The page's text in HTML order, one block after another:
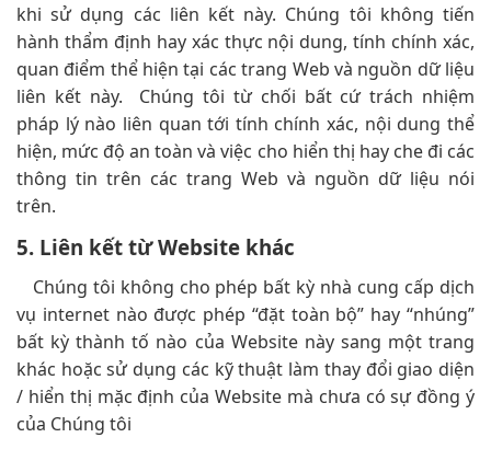
khi sử dụng các liên kết này. Chúng tôi không tiến
hành thẩm định hay xác thực nội dung, tính chính xác,
quan điểm thể hiện tại các trang Web và nguồn dữ liệu
liên kết này. Chúng tôi từ chối bất cứ trách nhiệm
pháp lý nào liên quan tới tính chính xác, nội dung thể
hiện, mức độ an toàn và việc cho hiển thị hay che đi các
thông tin trên các trang Web và nguồn dữ liệu nói
trên.
5. Liên kết từ Website khác
Chúng tôi không cho phép bất kỳ nhà cung cấp dịch
vụ internet nào được phép “đặt toàn bộ” hay “nhúng”
bất kỳ thành tố nào của Website này sang một trang
khác hoặc sử dụng các kỹ thuật làm thay đổi giao diện
/ hiển thị mặc định của Website mà chưa có sự đồng ý
của Chúng tôi